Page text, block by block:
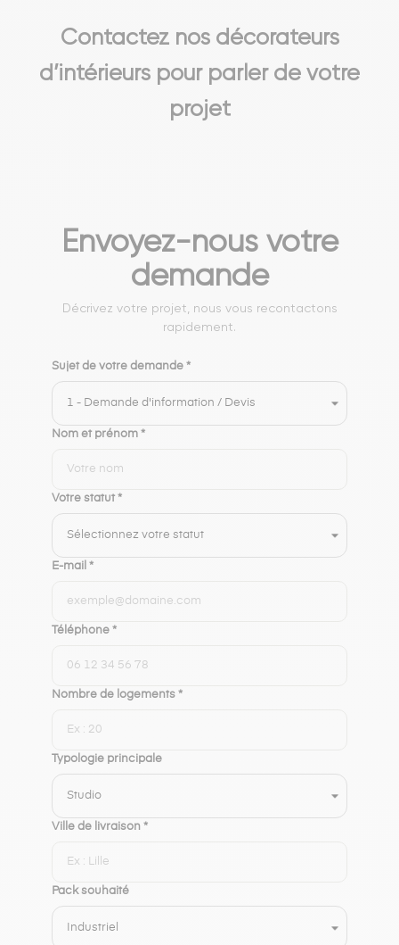
Contactez nos décorateurs
d’intérieurs pour parler de votre
projet
Envoyez-nous votre
demande
Décrivez votre projet, nous vous recontactons
rapidement.
Sujet de votre demande *
Nom et prénom *
Votre statut *
E-mail *
Téléphone *
Nombre de logements *
Typologie principale
Ville de livraison *
Pack souhaité